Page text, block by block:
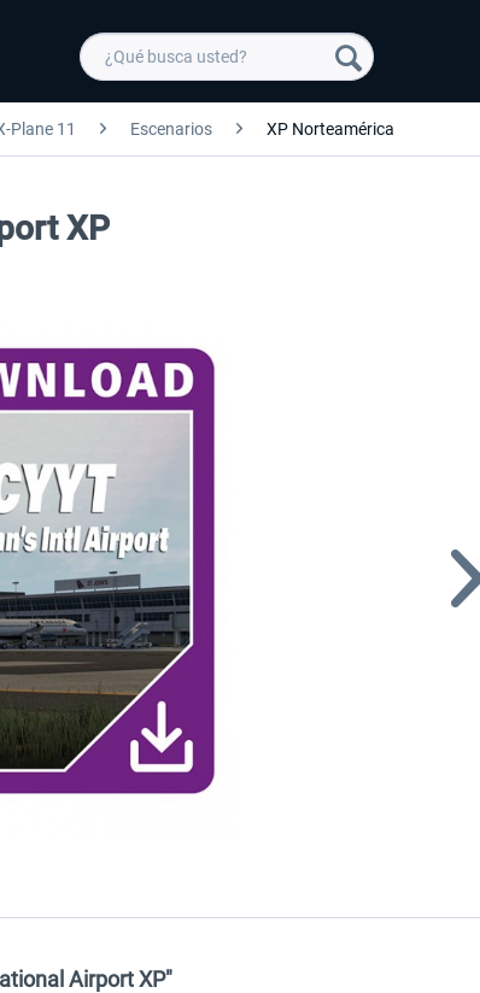
Plane 11 Escenarios XP Norteamérica
XP
Airport XP"